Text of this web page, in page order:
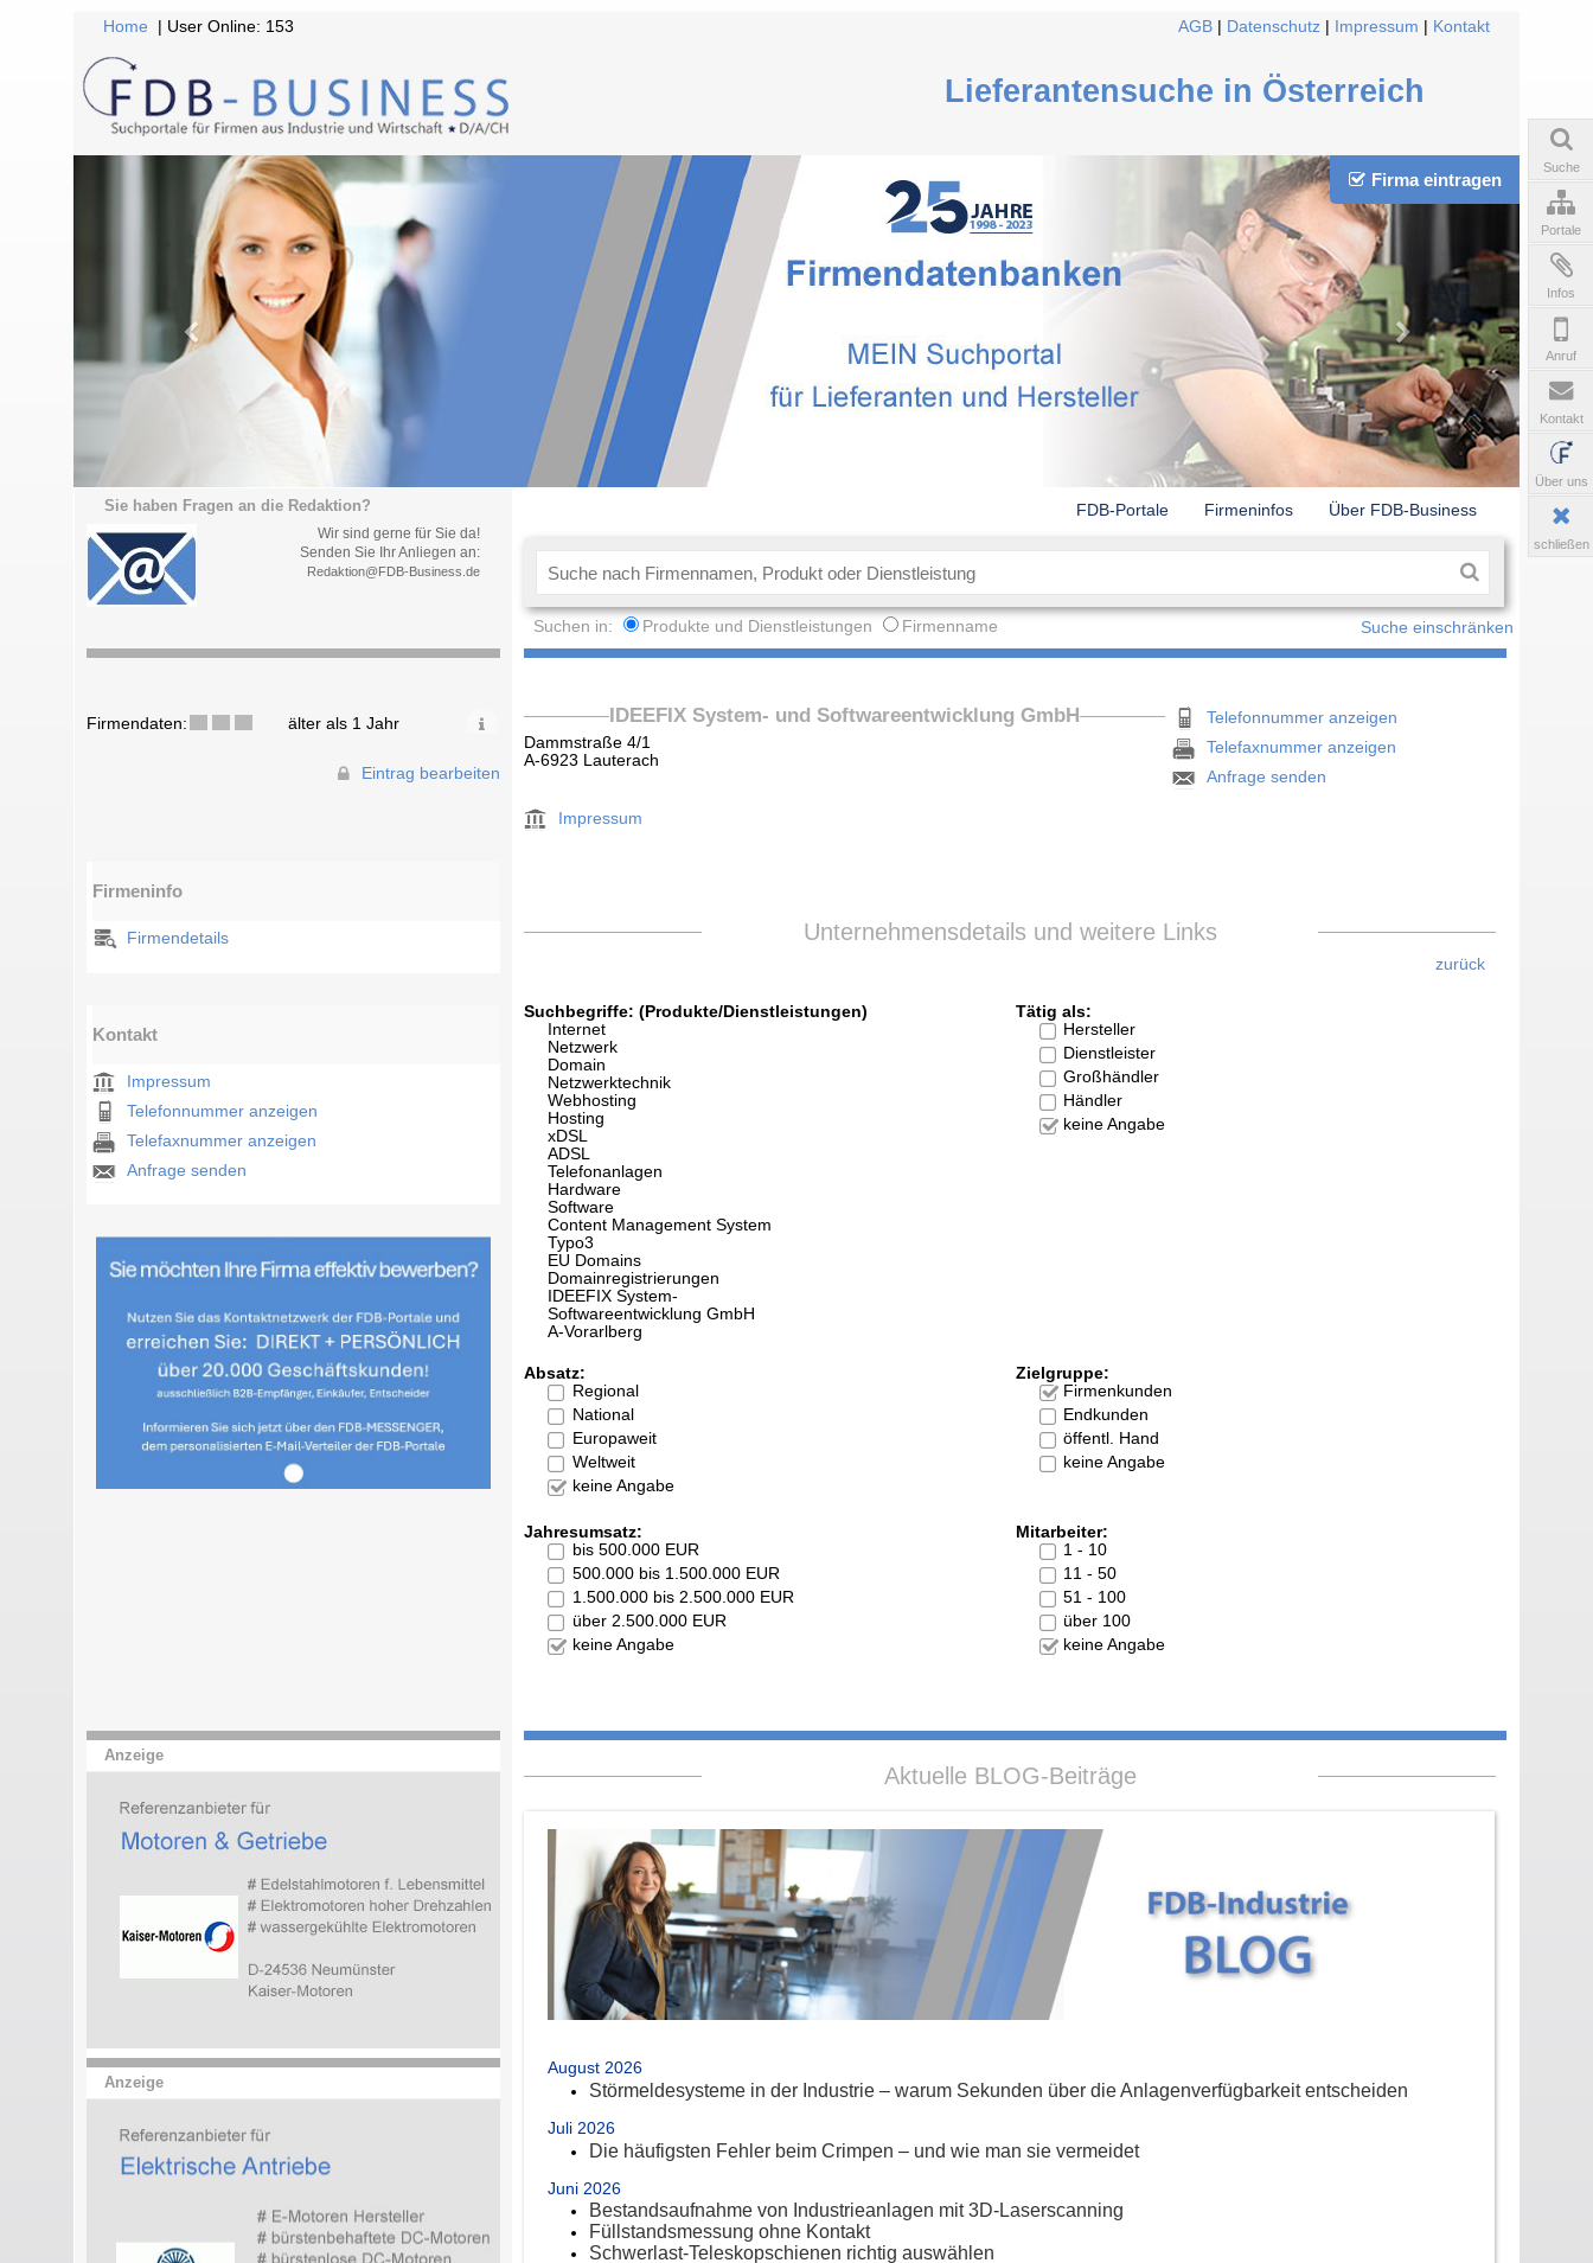
Home | User Online: 153 AGB Datenschutz Impressum Kontakt
Lieferantensuche in Österreich
Firma eintragen
Sie haben Fragen an die Redaktion?
Wir sind gerne für Sie da!
Senden Sie Ihr Anliegen an:
Redaktion@FDB-Business.de
FDB-Portale Firmeninfos Über FDB-Business
Suchen in: Produkte und Dienstleistungen Firmenname Suche einschränken
Firmendaten: älter als 1 Jahr
Eintrag bearbeiten
Firmeninfo
Firmendetails
Kontakt
Impressum
Telefonnummer anzeigen
Telefaxnummer anzeigen
Anfrage senden
Anzeige
Anzeige
IDEEFIX System- und Softwareentwicklung GmbH
Dammstraße 4/1
A-6923 Lauterach
Impressum
Telefonnummer anzeigen
Telefaxnummer anzeigen
Anfrage senden
Unternehmensdetails und weitere Links
zurück
Suchbegriffe: (Produkte/Dienstleistungen)
Internet
Netzwerk
Domain
Netzwerktechnik
Webhosting
Hosting
xDSL
ADSL
Telefonanlagen
Hardware
Software
Content Management System
Typo3
EU Domains
Domainregistrierungen
IDEEFIX System-
Softwareentwicklung GmbH
A-Vorarlberg
Tätig als:
Hersteller
Dienstleister
Großhändler
Händler
keine Angabe
Absatz:
Regional
National
Europaweit
Weltweit
keine Angabe
Zielgruppe:
Firmenkunden
Endkunden
öffentl. Hand
keine Angabe
Jahresumsatz:
bis 500.000 EUR
500.000 bis 1.500.000 EUR
1.500.000 bis 2.500.000 EUR
über 2.500.000 EUR
keine Angabe
Mitarbeiter:
1 - 10
11 - 50
51 - 100
über 100
keine Angabe
Aktuelle BLOG-Beiträge
August 2026
Störmeldesysteme in der Industrie – warum Sekunden über die Anlagenverfügbarkeit entscheiden
Juli 2026
Die häufigsten Fehler beim Crimpen – und wie man sie vermeidet
Juni 2026
Bestandsaufnahme von Industrieanlagen mit 3D-Laserscanning
Füllstandsmessung ohne Kontakt
Schwerlast-Teleskopschienen richtig auswählen
Suche
Portale
Infos
Anruf
Kontakt
Über uns
schließen